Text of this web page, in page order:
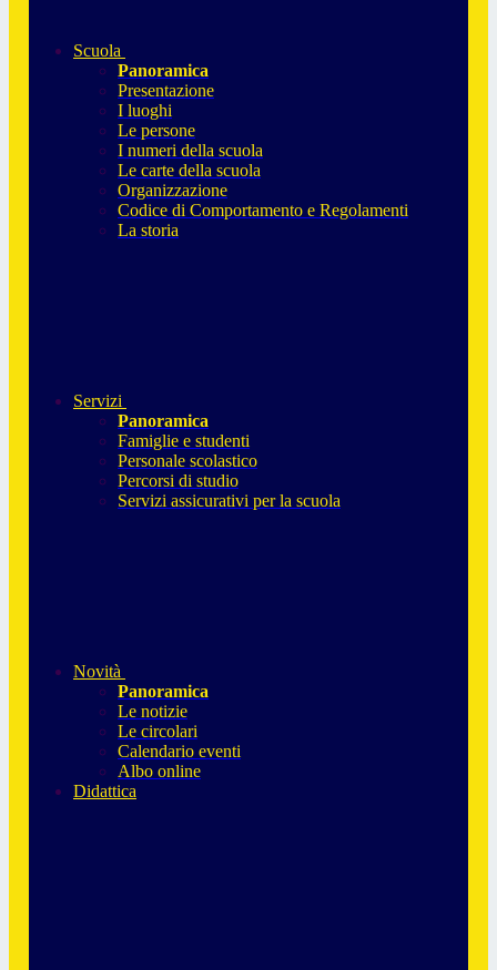
Scuola
Panoramica
Presentazione
I luoghi
Le persone
I numeri della scuola
Le carte della scuola
Organizzazione
Codice di Comportamento e Regolamenti
La storia
Servizi
Panoramica
Famiglie e studenti
Personale scolastico
Percorsi di studio
Servizi assicurativi per la scuola
Novità
Panoramica
Le notizie
Le circolari
Calendario eventi
Albo online
Didattica